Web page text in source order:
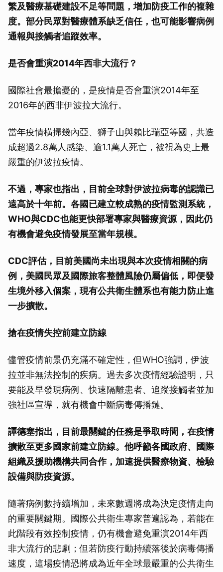
繁及醫療基礎建設不足等問題，增加防疫工作的複雜
度。部分民眾對醫療體系缺乏信任，也可能影響病例
通報與接觸者追蹤效率。
是否會重演2014年西非大流行？
國際社會最擔憂的，是疫情是否會重演2014年至
2016年的西非伊波拉大流行。
當年疫情橫掃幾內亞、獅子山與賴比瑞亞等國，共造
成超過2.8萬人感染、逾1.1萬人死亡，被視為史上最
嚴重的伊波拉疫情。
不過，專家也指出，目前全球對伊波拉病毒的認識已
遠高於十年前。各國已建立較成熟的疫情監測系統，
WHO與CDC也能更快部署專家與醫療資源，因此仍
有機會避免疫情發展至當年規模。
CDC評估，目前美國尚未出現與本次疫情相關的病
例，美國民眾及國際旅客整體風險仍屬偏低，即便發
生境外移入個案，現有公共衛生體系也有能力防止進
一步擴散。
搶在疫情失控前建立防線
儘管疫情前景仍充滿不確定性，但WHO強調，伊波
拉並非無法控制的疾病。過去多次疫情經驗證明，只
要能及早發現病例、快速隔離患者、追蹤接觸者並加
強社區宣導，就有機會中斷病毒傳播鏈。
譚德塞指出，目前最關鍵的任務是爭取時間，在疫情
擴散至更多國家前建立防線。他呼籲各國政府、國際
組織及援助機構共同合作，加速提供醫療物資、檢驗
設備與防疫資源。
隨著病例數持續增加，未來數週將成為決定疫情走向
的重要關鍵期。國際公共衛生專家普遍認為，若能在
此階段有效控制疫情，仍有機會避免重演2014年西
非大流行的悲劇；但若防疫行動持續落後於病毒傳播
速度，這場疫情恐將成為近年全球最嚴重的公共衛生